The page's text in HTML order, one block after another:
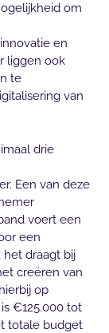
om
en
liggen ook
te
van
drie
Een van deze
voert een
een
draagt bij
creëren van
op
€125.000 tot
totale budget